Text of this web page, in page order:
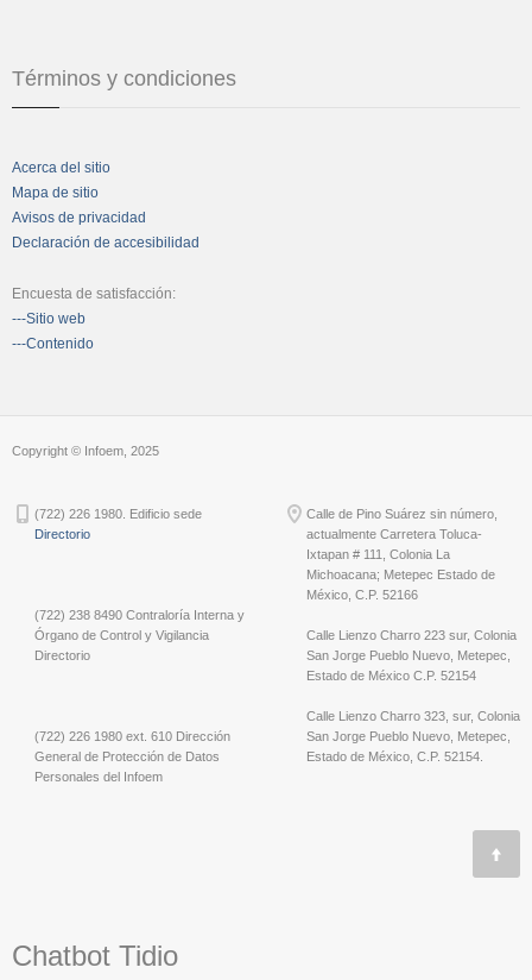
Términos y condiciones
Acerca del sitio
Mapa de sitio
Avisos de privacidad
Declaración de accesibilidad
Encuesta de satisfacción:
---Sitio web
---Contenido
Copyright © Infoem, 2025
(722) 226 1980. Edificio sede
Directorio
(722) 238 8490 Contraloría Interna y
Órgano de Control y Vigilancia
Directorio
(722) 226 1980 ext. 610 Dirección
General de Protección de Datos
Personales del Infoem
Calle de Pino Suárez sin número,
actualmente Carretera Toluca-
Ixtapan # 111, Colonia La
Michoacana; Metepec Estado de
México, C.P. 52166
Calle Lienzo Charro 223 sur, Colonia
San Jorge Pueblo Nuevo, Metepec,
Estado de México C.P. 52154
Calle Lienzo Charro 323, sur, Colonia
San Jorge Pueblo Nuevo, Metepec,
Estado de México, C.P. 52154.
Chatbot Tidio